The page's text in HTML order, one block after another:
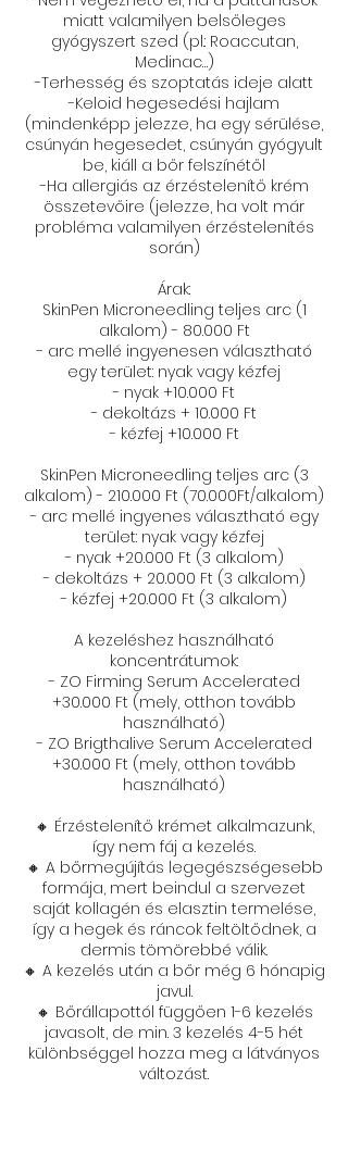
miatt valamilyen belsőleges
gyógyszert szed (pl.: Roaccutan,
Medinac…)
-Terhesség és szoptatás ideje alatt
-Keloid hegesedési hajlam
(mindenképp jelezze, ha egy sérülése,
csúnyán hegesedet, csúnyán gyógyult
be, kiáll a bőr felszínétől
-Ha allergiás az érzéstelenítő krém
összetevőire (jelezze, ha volt már
probléma valamilyen érzéstelenítés
során)
Árak:
SkinPen Microneedling teljes arc (1
alkalom) - 80.000 Ft
- arc mellé ingyenesen választható
egy terület: nyak vagy kézfej​
- nyak +10.000 Ft
- dekoltázs + 10.000 Ft
- kézfej +10.000 Ft
SkinPen Microneedling teljes arc (3
alkalom) - 210.000 Ft (70.000Ft/alkalom)
- arc mellé ingyenes választható egy
terület: nyak vagy kézfej​
- nyak +20.000 Ft (3 alkalom)
- dekoltázs + 20.000 Ft (3 alkalom)
- kézfej +20.000 Ft (3 alkalom)
A kezeléshez használható
koncentrátumok:
- ZO Firming Serum Accelerated
+30.000 Ft (mely, otthon tovább
használható)
- ZO Brigthalive Serum Accelerated
+30.000 Ft (mely, otthon tovább
használható)
🔸 Érzéstelenítő krémet alkalmazunk,
így nem fáj a kezelés.
🔸 A bőrmegújítás legegészségesebb
formája, mert beindul a szervezet
saját kollagén és elasztin termelése,
így a hegek és ráncok feltöltődnek, a
dermis tömörebbé válik.
🔸 A kezelés után a bőr még 6 hónapig
javul.
🔸 Bőrállapottól függően 1-6 kezelés
javasolt, de min. 3 kezelés 4-5 hét
különbséggel hozza meg a látványos
változást.